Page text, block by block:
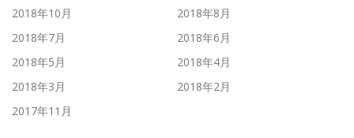
2018年10月
2018年8月
2018年7月
2018年6月
2018年5月
2018年4月
2018年3月
2018年2月
2017年11月